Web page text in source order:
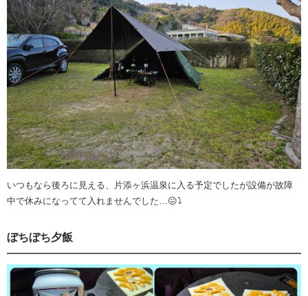
いつもなら後ろに見える、片添ヶ浜温泉に入る予定でしたが設備が故障
中で休みになってて入れませんでした…😖⤵
ぼちぼち夕飯